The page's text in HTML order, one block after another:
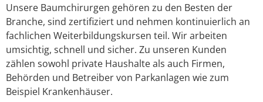
Unsere Baumchirurgen gehören zu den Besten der
Branche, sind zertifiziert und nehmen kontinuierlich an
fachlichen Weiterbildungskursen teil. Wir arbeiten
umsichtig, schnell und sicher. Zu unseren Kunden
zählen sowohl private Haushalte als auch Firmen,
Behörden und Betreiber von Parkanlagen wie zum
Beispiel Krankenhäuser.